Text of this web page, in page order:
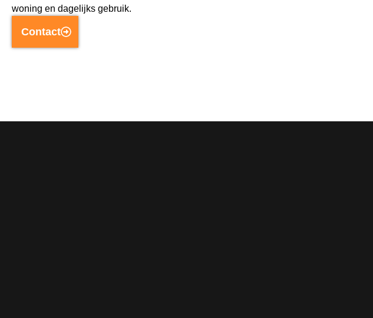
woning en dagelijks gebruik.
Contact